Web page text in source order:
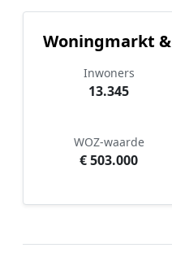
Woningmarkt
Inwoners
13.345
WOZ-waarde
€ 503.000